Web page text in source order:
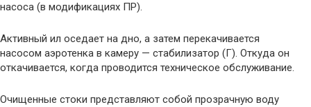
насоса (в модификациях ПР).
Активный ил оседает на дно, а затем перекачивается
насосом аэротенка в камеру — стабилизатор (Г). Откуда он
откачивается, когда проводится техническое обслуживание.
Очищенные стоки представляют собой прозрачную воду